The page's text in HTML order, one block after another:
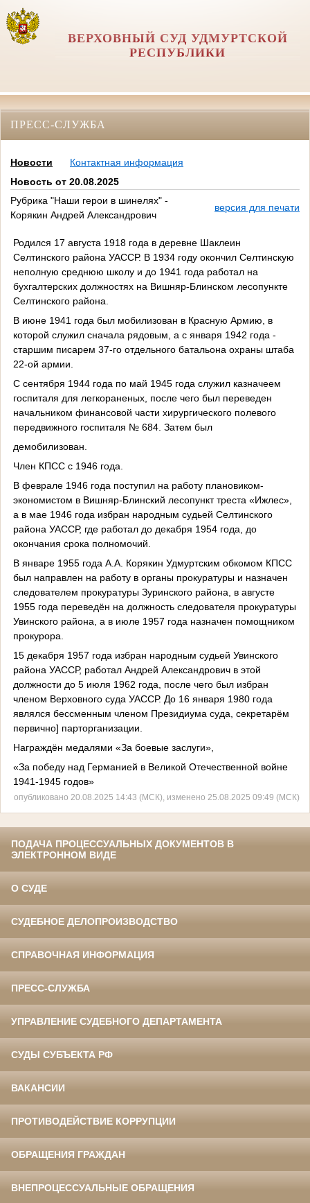
ВЕРХОВНЫЙ СУД УДМУРТСКОЙ
РЕСПУБЛИКИ
ПРЕСС-СЛУЖБА
Новости
Контактная информация
Новость от 20.08.2025
Рубрика "Наши герои в шинелях" -
Корякин Андрей Александрович
версия для печати
Родился 17 августа 1918 года в деревне Шаклеин
Селтинского района УАССР. В 1934 году окончил Селтинскую
неполную среднюю школу и до 1941 года работал на
бухгалтерских должностях на Вишняр-Блинском лесопункте
Селтинского района.
В июне 1941 года был мобилизован в Красную Армию, в
которой служил сначала рядовым, а с января 1942 года -
старшим писарем 37-го отдельного батальона охраны штаба
22-ой армии.
С сентября 1944 года по май 1945 года служил казначеем
госпиталя для легкораненых, после чего был переведен
начальником финансовой части хирургического полевого
передвижного госпиталя № 684. Затем был
демобилизован.
Член КПСС с 1946 года.
В феврале 1946 года поступил на работу плановиком-
экономистом в Вишняр-Блинский лесопункт треста «Ижлес»,
а в мае 1946 года избран народным судьей Селтинского
района УАССР, где работал до декабря 1954 года, до
окончания срока полномочий.
В январе 1955 года А.А. Корякин Удмуртским обкомом КПСС
был направлен на работу в органы прокуратуры и назначен
следователем прокуратуры Зуринского района, в августе
1955 года переведён на должность следователя прокуратуры
Увинского района, а в июле 1957 года назначен помощником
прокурора.
15 декабря 1957 года избран народным судьей Увинского
района УАССР, работал Андрей Александрович в этой
должности до 5 июля 1962 года, после чего был избран
членом Верховного суда УАССР. До 16 января 1980 года
являлся бессменным членом Президиума суда, секретарём
первично] парторганизации.
Награждён медалями «За боевые заслуги»,
«За победу над Германией в Великой Отечественной войне
1941-1945 годов»
опубликовано 20.08.2025 14:43 (МСК), изменено 25.08.2025 09:49 (МСК)
ПОДАЧА ПРОЦЕССУАЛЬНЫХ ДОКУМЕНТОВ В
ЭЛЕКТРОННОМ ВИДЕ
О СУДЕ
СУДЕБНОЕ ДЕЛОПРОИЗВОДСТВО
СПРАВОЧНАЯ ИНФОРМАЦИЯ
ПРЕСС-СЛУЖБА
УПРАВЛЕНИЕ СУДЕБНОГО ДЕПАРТАМЕНТА
СУДЫ СУБЪЕКТА РФ
ВАКАНСИИ
ПРОТИВОДЕЙСТВИЕ КОРРУПЦИИ
ОБРАЩЕНИЯ ГРАЖДАН
ВНЕПРОЦЕССУАЛЬНЫЕ ОБРАЩЕНИЯ